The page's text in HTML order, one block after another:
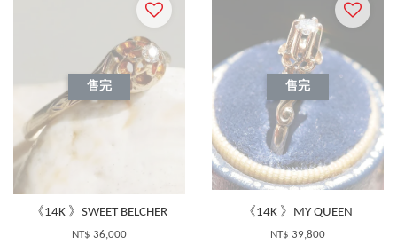
售完
《14K 》SWEET BELCHER
NT$ 36,000
售完
《14K 》MY QUEEN
NT$ 39,800